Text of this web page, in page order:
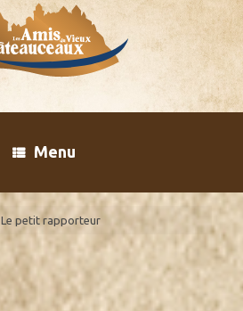
Menu
Le petit rapporteur